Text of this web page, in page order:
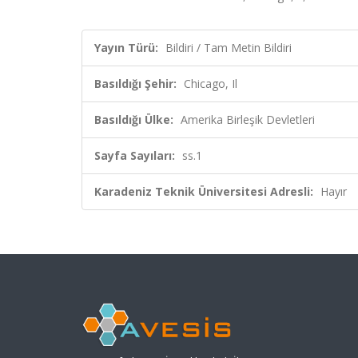
Yayın Türü: Bildiri / Tam Metin Bildiri
Basıldığı Şehir: Chicago, Il
Basıldığı Ülke: Amerika Birleşik Devletleri
Sayfa Sayıları: ss.1
Karadeniz Teknik Üniversitesi Adresli: Hayır